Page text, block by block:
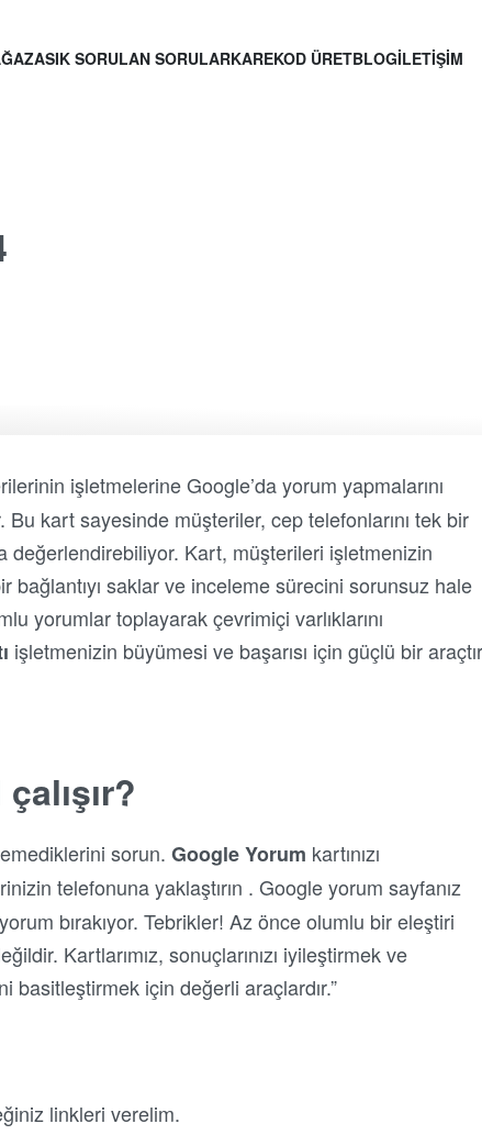
SIK SORULAN SORULARKAREKOD ÜRETBLOGİLETİŞİM
işletmelerine Google’da yorum yapmalarını
Bu kart sayesinde müşteriler, cep telefonlarını tek bir
Kart, müşterileri işletmenizin
saklar ve inceleme sürecini sorunsuz hale
yorumlar toplayarak çevrimiçi varlıklarını
işletmenizin büyümesi ve başarısı için güçlü bir
sorun. Google Yorum kartınızı
telefonuna yaklaştırın . Google yorum sayfanız
bırakıyor. Tebrikler! Az önce olumlu bir eleştiri
Kartlarımız, sonuçlarınızı iyileştirmek ve
basitleştirmek için değerli araçlardır.”
linkleri verelim.